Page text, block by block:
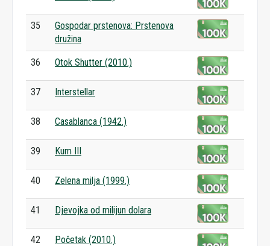
35
Gospodar prstenova: Prstenova
družina
36 Otok Shutter (2010.)
37 Interstellar
38 Casablanca (1942.)
39 Kum III
40 Zelena milja (1999.)
41 Djevojka od milijun dolara
42 Početak (2010.)